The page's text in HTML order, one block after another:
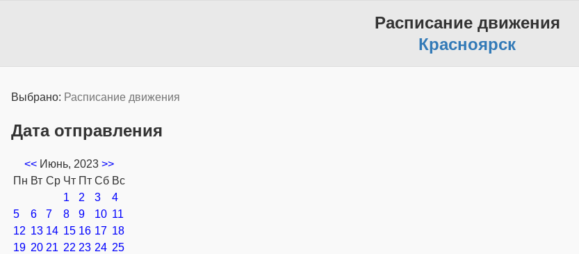
Расписание движения
Красноярск
Выбрано: Расписание движения
Дата отправления
<< Июнь, 2023 >>
Пн Вт Ср Чт Пт Сб Вс
1
2 3
4
5
6 7 8 9 10 11
12 13 14 15 16 17 18
19 20 21 22 23 24 25